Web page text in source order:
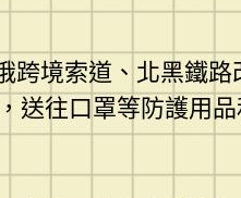
境索道、北黑鐵
往口罩等防護用